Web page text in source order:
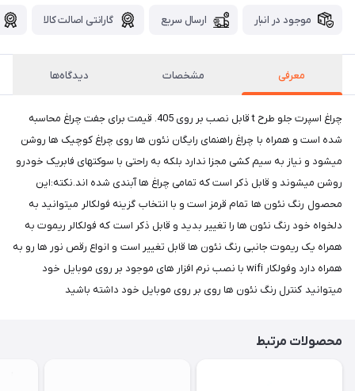
موجود در انبار ارسال سریع گارانتی اصالت کالا
معرفی مشخصات دیدگاه‌ها
چراغ اسپرت جلو طرح t قابل نصب بر روی 405. قیمت برای جفت چراغ محاسبه
شده است و همراه با چراغ راهنمای رایگان نئون ها روی چراغ کوچیک ها روشن
میشود و نیاز به سیم کشی مجزا ندارد بلکه به راحتی با سوکتهای فابریک خودرو
روشن میشوند و قابل ذکر است که تمامی چراغ ها آبندی شده اند.نکته:این
محصول رنگ نئون ها تمام قرمز است و با انتخاب گزینه فولکالر میتوانید به
دلخواه خود رنگ نئون ها را تغییر بدید و قابل ذکر است که فولکالر ریموت به
همراه یک ریموت جانبی رنگ نئون ها قابل تغییر است و انواع رقص نور ها رو به
همراه دارد وفولکار wifi با نصب نرم افزار های موجود بر روی موبایل خود
میتوانید کنترل رنگ نئون ها روی بر روی موبایل خود داشته باشید
محصولات مرتبط